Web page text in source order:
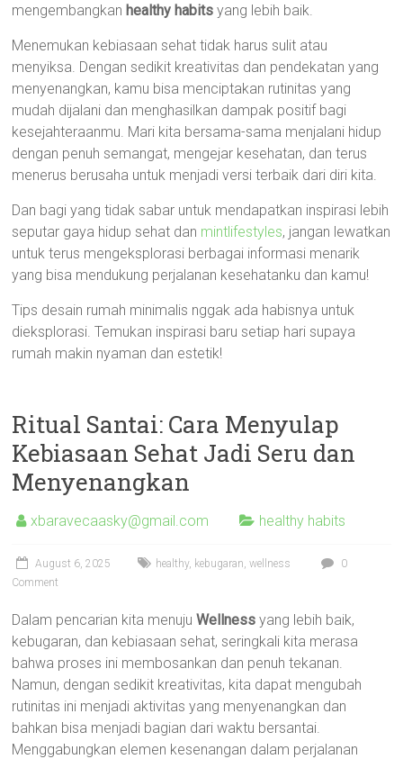
mengembangkan healthy habits yang lebih baik.
Menemukan kebiasaan sehat tidak harus sulit atau
menyiksa. Dengan sedikit kreativitas dan pendekatan yang
menyenangkan, kamu bisa menciptakan rutinitas yang
mudah dijalani dan menghasilkan dampak positif bagi
kesejahteraanmu. Mari kita bersama-sama menjalani hidup
dengan penuh semangat, mengejar kesehatan, dan terus
menerus berusaha untuk menjadi versi terbaik dari diri kita.
Dan bagi yang tidak sabar untuk mendapatkan inspirasi lebih
seputar gaya hidup sehat dan mintlifestyles, jangan lewatkan
untuk terus mengeksplorasi berbagai informasi menarik
yang bisa mendukung perjalanan kesehatanku dan kamu!
Tips desain rumah minimalis nggak ada habisnya untuk
dieksplorasi. Temukan inspirasi baru setiap hari supaya
rumah makin nyaman dan estetik!
Ritual Santai: Cara Menyulap
Kebiasaan Sehat Jadi Seru dan
Menyenangkan
xbaravecaasky@gmail.com healthy habits
August 6, 2025 healthy, kebugaran,wellness
0
Comment
Dalam pencarian kita menujuWellness yang lebih baik,
kebugaran, dan kebiasaan sehat, seringkali kita merasa
bahwa proses ini membosankan dan penuh tekanan.
Namun, dengan sedikit kreativitas, kita dapat mengubah
rutinitas ini menjadi aktivitas yang menyenangkan dan
bahkan bisa menjadi bagian dari waktu bersantai.
Menggabungkan elemen kesenangan dalam perjalanan